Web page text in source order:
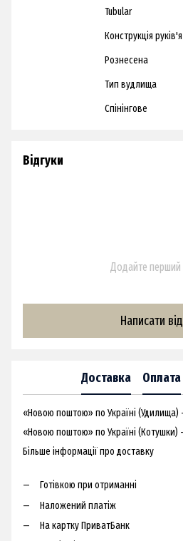
Tubular
Конструкція руків'я
Рознесена
Тип вудлища
Спінінгове
Відгуки
Додайте перший
Написати
Доставка Оплата
«Новою поштою» по Україні (Удилища)
«Новою поштою» по Україні (Котушки)
Більше інформації про доставку
Готівкою при отриманні
Наложений платіж
На картку ПриватБанк